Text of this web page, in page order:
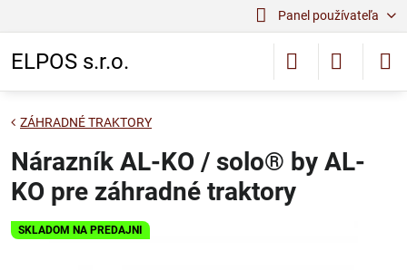
Panel používateľa
ELPOS s.r.o.
SKLADOM NA PREDAJNI
ZÁHRADNÉ TRAKTORY
Nárazník AL-KO / solo® by AL-
KO pre záhradné traktory